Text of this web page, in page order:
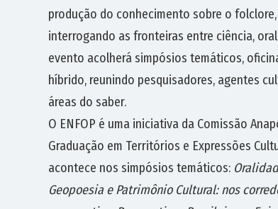
produção do conhecimento sobre o
interrogando as fronteiras entre ciência,
evento acolherá simpósios temáticos,
híbrido, reunindo pesquisadores, agentes
áreas do saber.
O ENFOP é uma iniciativa da Comissão
Graduação em Territórios e Expressões
acontece nos simpósios temáticos:
Geopoesia e Patrimônio Cultural: nos